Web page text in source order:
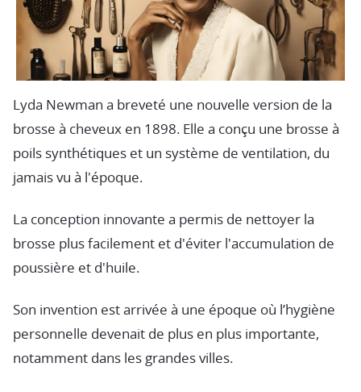
Lyda Newman a breveté une nouvelle version de la
brosse à cheveux en 1898. Elle a conçu une brosse à
poils synthétiques et un système de ventilation, du
jamais vu à l'époque.
La conception innovante a permis de nettoyer la
brosse plus facilement et d'éviter l'accumulation de
poussière et d'huile.
Son invention est arrivée à une époque où l’hygiène
personnelle devenait de plus en plus importante,
notamment dans les grandes villes.